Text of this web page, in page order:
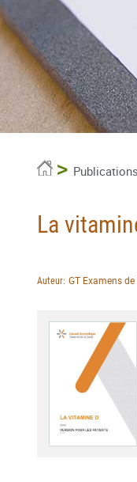
AccueilPublications
La
Auteur GT Examens